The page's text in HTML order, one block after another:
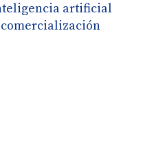
artificial